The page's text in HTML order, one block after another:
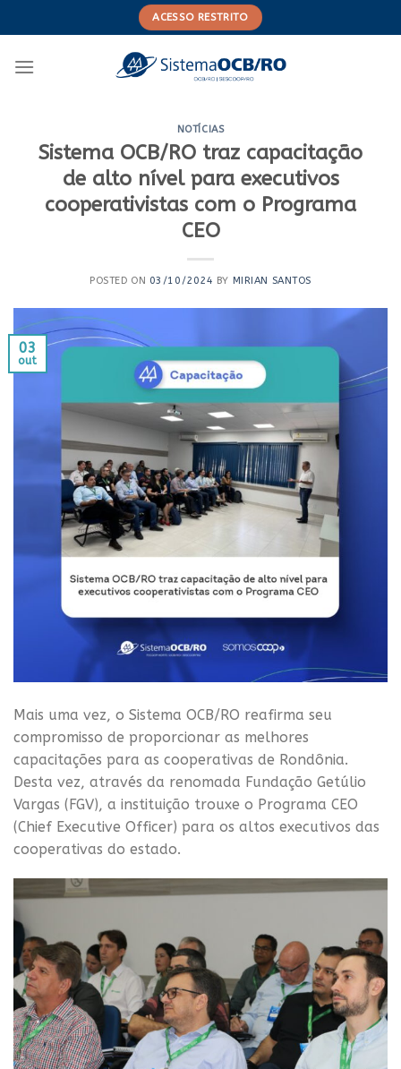
to
ACESSO RESTRITO
NOTÍCIAS
Sistema OCB/RO traz capacitação
de alto nível para executivos
cooperativistas com o Programa
CEO
POSTED ON 03/10/2024 BY MIRIAN SANTOS
03
out
Mais uma vez, o Sistema OCB/RO reafirma seu
compromisso de proporcionar as melhores
capacitações para as cooperativas de Rondônia.
Desta vez, através da renomada Fundação Getúlio
Vargas (FGV), a instituição trouxe o Programa CEO
(Chief Executive Officer) para os altos executivos das
cooperativas do estado.